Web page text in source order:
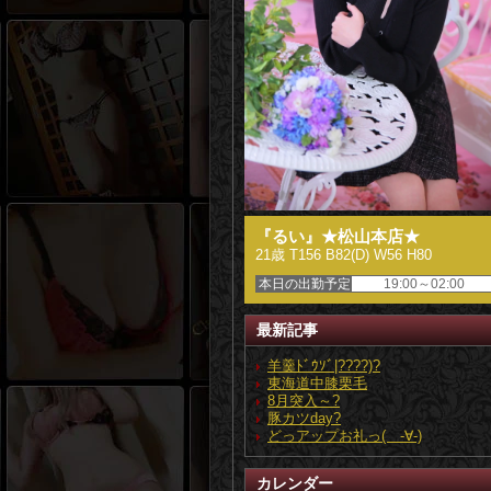
『るい』★松山本店★
21歳 T156 B82(D) W56 H80
本日の出勤予定 19:00～02:00
最新記事
羊羹ﾄﾞｳｿﾞ|????)?
東海道中膝栗毛
8月突入～?
豚カツday?
どっアップお礼っ( -∀-)
カレンダー